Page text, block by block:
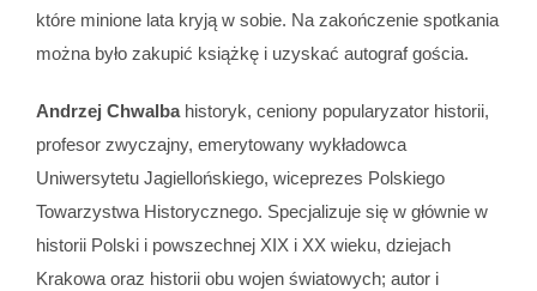
które minione lata kryją w sobie. Na zakończenie spotkania
można było zakupić książkę i uzyskać autograf gościa.
Andrzej Chwalbahistoryk, ceniony popularyzator historii,
profesor zwyczajny, emerytowany wykładowca
Uniwersytetu Jagiellońskiego, wiceprezes Polskiego
Towarzystwa Historycznego. Specjalizuje się w głównie w
historii Polski i powszechnej XIX i XX wieku, dziejach
Krakowa oraz historii obu wojen światowych; autor i